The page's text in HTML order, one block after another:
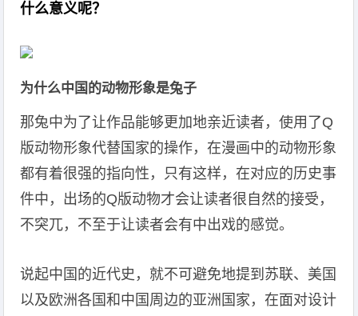
什么意义呢？
为什么中国的动物形象是兔子
那兔中为了让作品能够更加地亲近读者，使用了Q
版动物形象代替国家的操作，在漫画中的动物形象
都有着很强的指向性，只有这样，在对应的历史事
件中，出场的Q版动物才会让读者很自然的接受，
不突兀，不至于让读者会有中出戏的感觉。
说起中国的近代史，就不可避免地提到苏联、美国
以及欧洲各国和中国周边的亚洲国家，在面对设计